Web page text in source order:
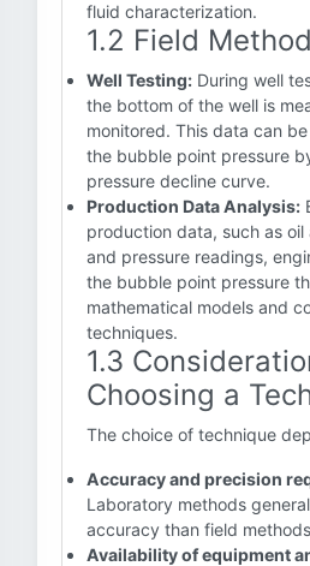
fluid characterization.
1.2 Field
Well Testing: During well
the bottom of the well is
monitored. This data can
the bubble point pressure
pressure decline curve.
Production Data Analysis:
production data, such as
and pressure readings,
the bubble point pressure
mathematical models and
techniques.
1.3
Choosing a
The choice of technique
Accuracy and precision
Laboratory methods
accuracy than field
Availability of equipment